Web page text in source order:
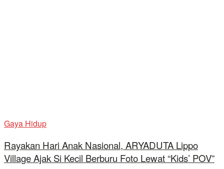
Gaya Hidup
Rayakan Hari Anak Nasional, ARYADUTA Lippo
Village Ajak Si Kecil Berburu Foto Lewat “Kids’ POV”